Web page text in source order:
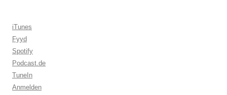
iTunes
Fyyd
Spotify
Podcast.de
TuneIn
Anmelden